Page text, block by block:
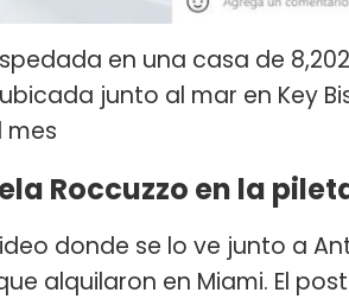
en una casa de
junto al mar en Key
mes
Roccuzzo en la
donde se lo ve junto a
alquilaron en Miami. El